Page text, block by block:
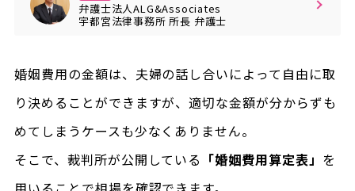
弁護士法人ALG&Associates
宇都宮法律事務所所長 弁護士
婚姻費用の金額は、夫婦の話し合いによって自由に取
り決めることができますが、適切な金額が分からずも
めてしまうケースも少なくありません。
そこで、裁判所が公開している 「婚姻費用算定表」 を